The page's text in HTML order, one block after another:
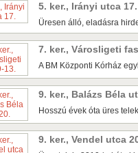
5. ker., Irányi utca 17.
Üresen álló, eladásra
7. ker., Városligeti
A BM Központi Kórház
9. ker., Balázs Béla
Hosszú évek óta üres
9. ker., Vendel utca